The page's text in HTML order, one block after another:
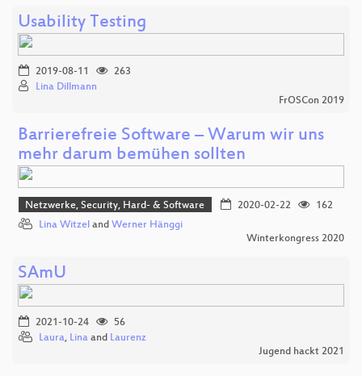
Usability Testing
2019-08-11
263
Lina Dillmann
FrOSCon 2019
Barrierefreie Software – Warum wir uns
mehr darum bemühen sollten
Netzwerke, Security, Hard- & Software 2020-02-22
162
Lina Witzel and Werner Hänggi
Winterkongress 2020
SAmU
2021-10-24
56
Laura, Lina and Laurenz
Jugend hackt 2021